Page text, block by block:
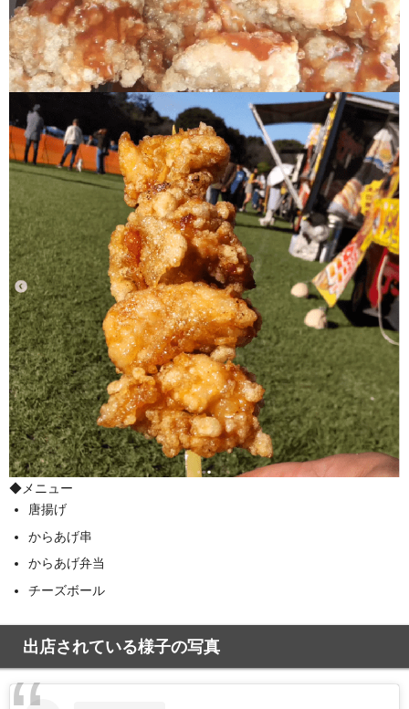
◆メニュー
唐揚げ
からあげ串
からあげ弁当
チーズボール
出店されている様子の写真